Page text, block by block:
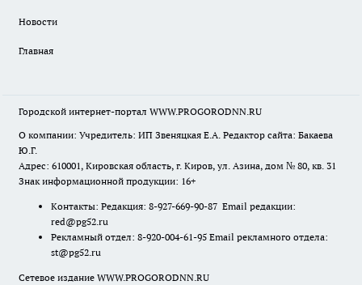
Новости
Главная
Городской интернет-портал WWW.PROGORODNN.RU
О компании: Учредитель: ИП Звеняцкая Е.А. Редактор сайта: Бакаева
Ю.Г.
Адрес: 610001, Кировская область, г. Киров, ул. Азина, дом № 80, кв. 31
Знак информационной продукции: 16+
Контакты: Редакция: 8-927-669-90-87 Email редакции:
red@pg52.ru
Рекламный отдел: 8-920-004-61-95 Email рекламного отдела:
st@pg52.ru
Сетевое издание WWW.PROGORODNN.RU